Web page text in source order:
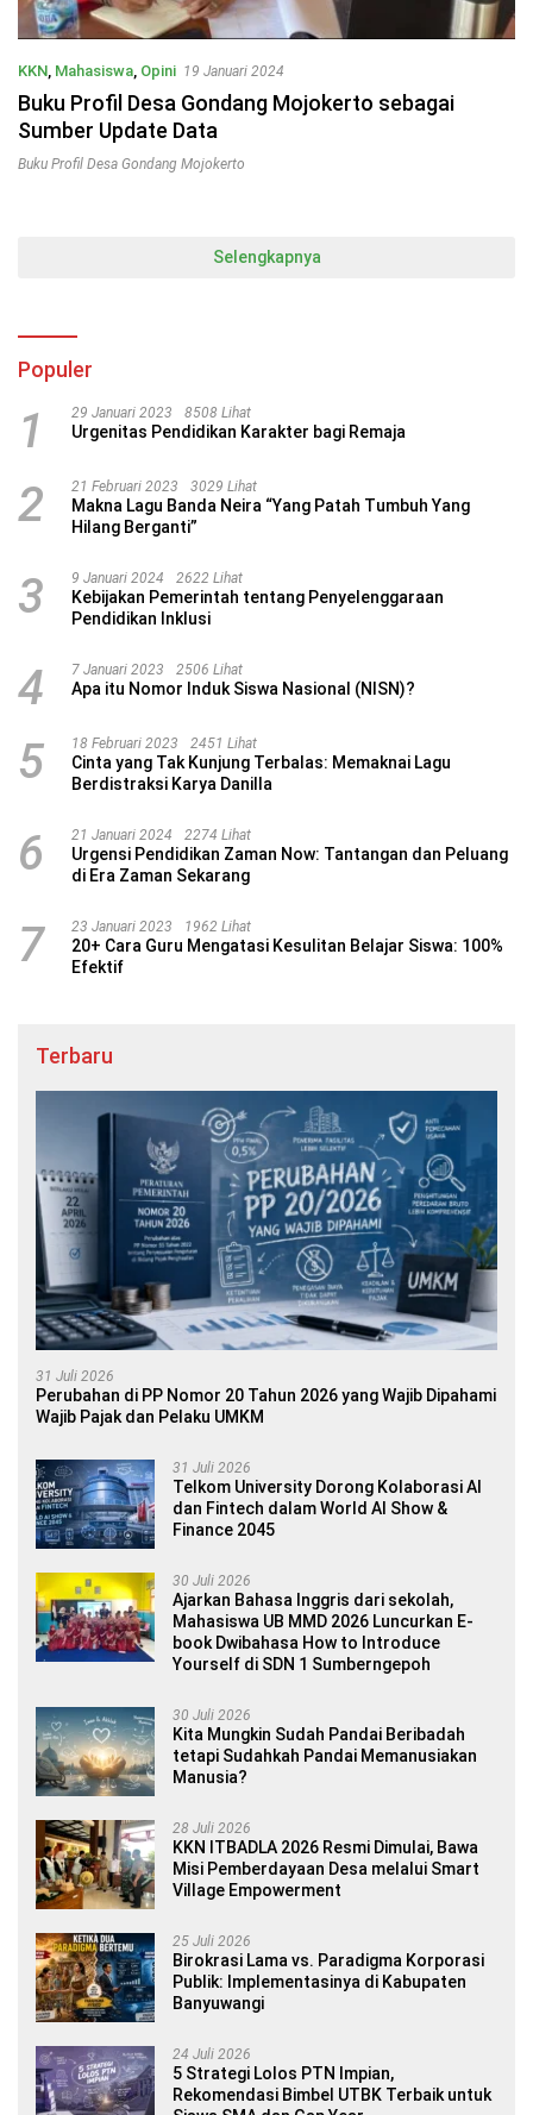
KKN, Mahasiswa, Opini 19 Januari 2024
Buku Profil Desa Gondang Mojokerto sebagai
Sumber Update Data
Buku Profil Desa Gondang Mojokerto
Selengkapnya
Populer
1 29 Januari 2023 8508 Lihat
Urgenitas Pendidikan Karakter bagi Remaja
2 21 Februari 2023 3029 Lihat
Makna Lagu Banda Neira “Yang Patah Tumbuh Yang
Hilang Berganti”
3 9 Januari 2024 2622 Lihat
Kebijakan Pemerintah tentang Penyelenggaraan
Pendidikan Inklusi
4 7 Januari 2023 2506 Lihat
Apa itu Nomor Induk Siswa Nasional (NISN)?
5 18 Februari 2023 2451 Lihat
Cinta yang Tak Kunjung Terbalas: Memaknai Lagu
Berdistraksi Karya Danilla
6 21 Januari 2024 2274 Lihat
Urgensi Pendidikan Zaman Now: Tantangan dan Peluang
di Era Zaman Sekarang
7 23 Januari 2023 1962 Lihat
20+ Cara Guru Mengatasi Kesulitan Belajar Siswa: 100%
Efektif
Terbaru
31 Juli 2026
Perubahan di PP Nomor 20 Tahun 2026 yang Wajib Dipahami
Wajib Pajak dan Pelaku UMKM
31 Juli 2026
Telkom University Dorong Kolaborasi AI
dan Fintech dalam World AI Show &
Finance 2045
30 Juli 2026
Ajarkan Bahasa Inggris dari sekolah,
Mahasiswa UB MMD 2026 Luncurkan E-
book Dwibahasa How to Introduce
Yourself di SDN 1 Sumberngepoh
30 Juli 2026
Kita Mungkin Sudah Pandai Beribadah
tetapi Sudahkah Pandai Memanusiakan
Manusia?
28 Juli 2026
KKN ITBADLA 2026 Resmi Dimulai, Bawa
Misi Pemberdayaan Desa melalui Smart
Village Empowerment
25 Juli 2026
Birokrasi Lama vs. Paradigma Korporasi
Publik: Implementasinya di Kabupaten
Banyuwangi
24 Juli 2026
5 Strategi Lolos PTN Impian,
Rekomendasi Bimbel UTBK Terbaik untuk